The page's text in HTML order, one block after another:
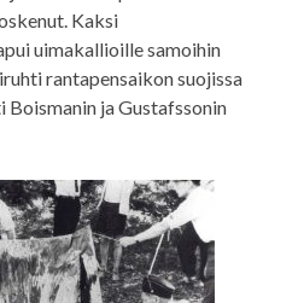
Kaksi
uimakallioille samoihin
rantapensaikon suojissa
ja Gustafssonin